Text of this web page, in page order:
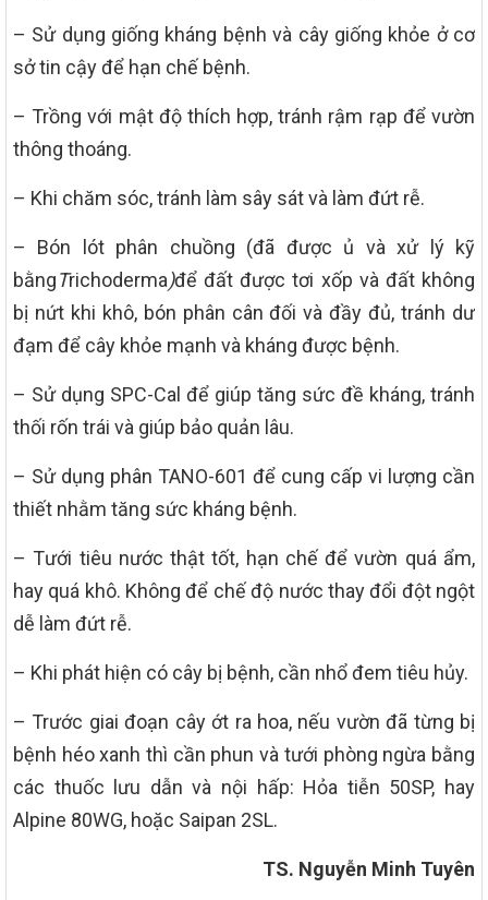
– Sử dụng giống kháng bệnh và cây giống khỏe ở cơ
sở tin cậy để hạn chế bệnh.
– Trồng với mật độ thích hợp, tránh rậm rạp để vườn
thông thoáng.
– Khi chăm sóc, tránh làm sây sát và làm đứt rễ.
– Bón lót phân chuồng (đã được ủ và xử lý kỹ
bằngTrichoderma)để đất được tơi xốp và đất không
bị nứt khi khô, bón phân cân đối và đầy đủ, tránh dư
đạm để cây khỏe mạnh và kháng được bệnh.
– Sử dụng SPC-Cal để giúp tăng sức đề kháng, tránh
thối rốn trái và giúp bảo quản lâu.
– Sử dụng phân TANO-601 để cung cấp vi lượng cần
thiết nhằm tăng sức kháng bệnh.
– Tưới tiêu nước thật tốt, hạn chế để vườn quá ẩm,
hay quá khô. Không để chế độ nước thay đổi đột ngột
dễ làm đứt rễ.
– Khi phát hiện có cây bị bệnh, cần nhổ đem tiêu hủy.
– Trước giai đoạn cây ớt ra hoa, nếu vườn đã từng bị
bệnh héo xanh thì cần phun và tưới phòng ngừa bằng
các thuốc lưu dẫn và nội hấp: Hỏa tiễn 50SP, hay
Alpine 80WG, hoặc Saipan 2SL.
TS. Nguyễn Minh Tuyên